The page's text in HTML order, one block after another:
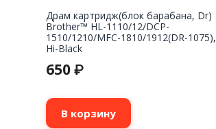
Драм картридж(блок барабана, Dr)
Brother™ HL-1110/12/DCP-
1510/1210/MFC-1810/1912(DR-1075),
Hi-Black
650 ₽
В корзину